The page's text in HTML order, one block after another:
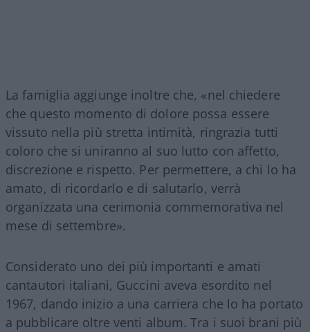
La famiglia aggiunge inoltre che, «nel chiedere
che questo momento di dolore possa essere
vissuto nella più stretta intimità, ringrazia tutti
coloro che si uniranno al suo lutto con affetto,
discrezione e rispetto. Per permettere, a chi lo ha
amato, di ricordarlo e di salutarlo, verrà
organizzata una cerimonia commemorativa nel
mese di settembre».
Considerato uno dei più importanti e amati
cantautori italiani, Guccini aveva esordito nel
1967, dando inizio a una carriera che lo ha portato
a pubblicare oltre venti album. Tra i suoi brani più